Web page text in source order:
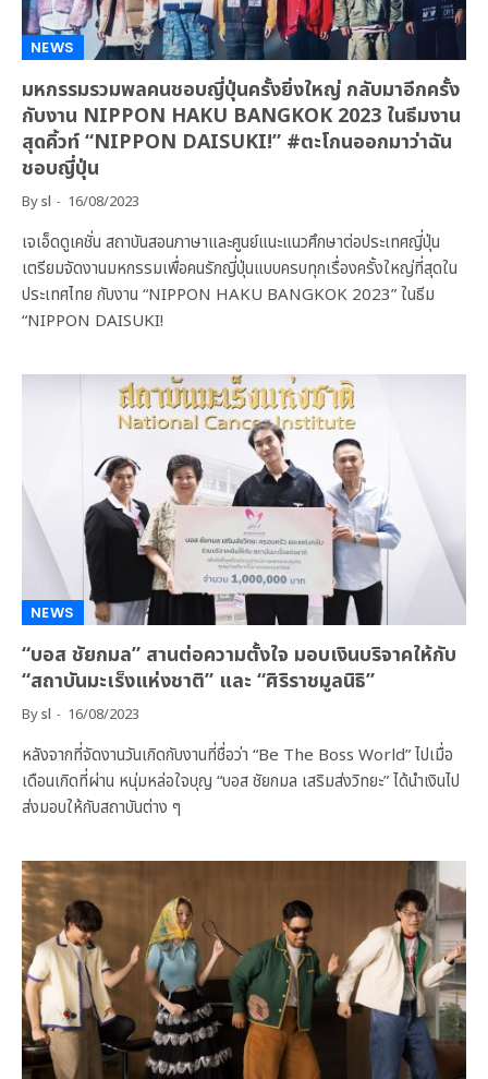
NEWS
มหกรรมรวมพลคนชอบญี่ปุ่นครั้งยิ่งใหญ่ กลับมาอีกครั้ง
กับงาน NIPPON HAKU BANGKOK 2023 ในธีมงาน
สุดคิ้วท์ “NIPPON DAISUKI!” #ตะโกนออกมาว่าฉัน
ชอบญี่ปุ่น
Bysl 16/08/2023
เจเอ็ดดูเคชั่น สถาบันสอนภาษาและศูนย์แนะแนวศึกษาต่อประเทศญี่ปุ่น
เตรียมจัดงานมหกรรมเพื่อคนรักญี่ปุ่นแบบครบทุกเรื่องครั้งใหญ่ที่สุดใน
ประเทศไทย กับงาน “NIPPON HAKU BANGKOK 2023” ในธีม
“NIPPON DAISUKI!
NEWS
“บอส ชัยกมล” สานต่อความตั้งใจ มอบเงินบริจาคให้กับ
“สถาบันมะเร็งแห่งชาติ” และ “ศิริราชมูลนิธิ”
Bysl 16/08/2023
หลังจากที่จัดงานวันเกิดกับงานที่ชื่อว่า “Be The Boss World” ไปเมื่อ
เดือนเกิดที่ผ่าน หนุ่มหล่อใจบุญ “บอส ชัยกมล เสริมส่งวิทยะ” ได้นำเงินไป
ส่งมอบให้กับสถาบันต่าง ๆ